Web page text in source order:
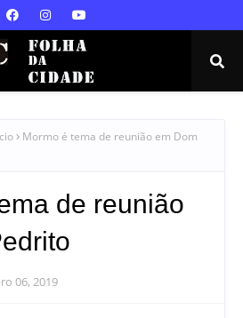
Mormo é tema de reunião em Dom
de reunião
06, 2019